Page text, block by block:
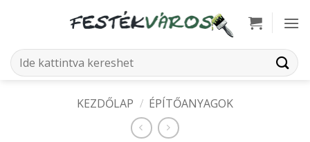
Keresés
a
KEZDŐLAP / ÉPÍTŐANYAGOK